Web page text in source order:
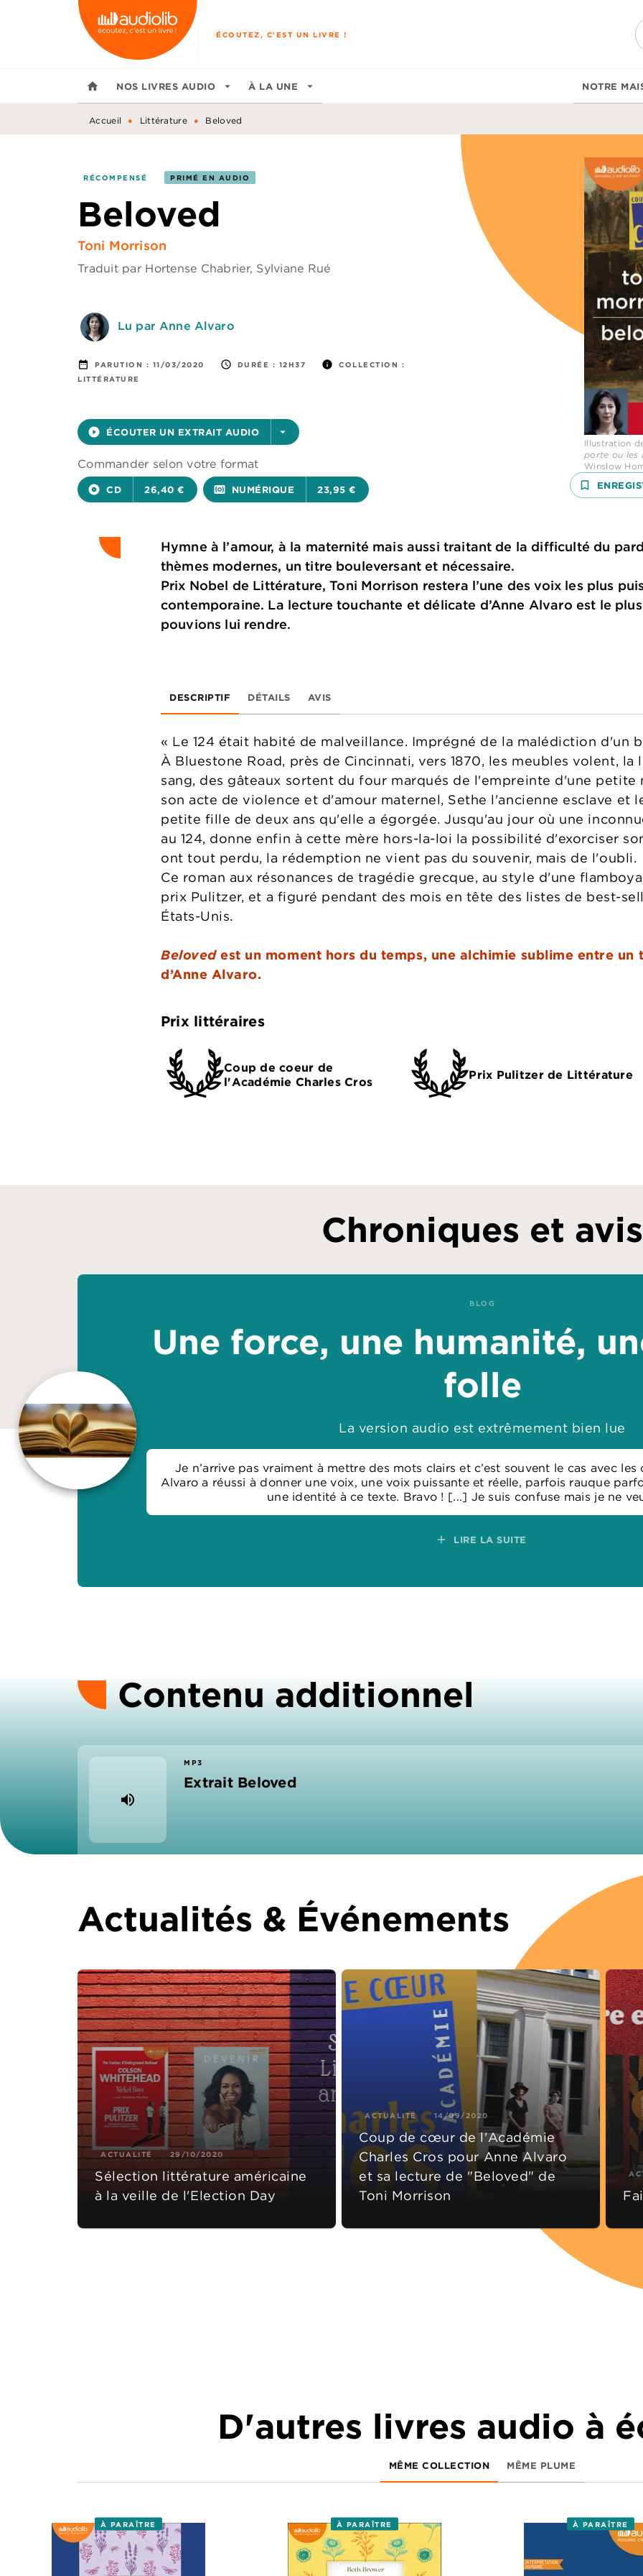
MENU RECHERCHE
ÉCOUTEZ, C'EST UN LIVRE !
home NOS LIVRES AUDIO arrow_drop_down À LA UNE arrow_drop_down NOTRE
Accueil • Littérature • Beloved
RÉCOMPENSÉ PRIMÉ EN AUDIO
Beloved
Toni Morrison
Traduit par Hortense Chabrier, Sylviane Rué
Lu par Anne Alvaro
date_range PARUTION : 11/03/2020 access_time DURÉE : 12H37 info
COLLECTION :
LITTÉRATURE
play_circle_filled ÉCOUTER UN EXTRAIT AUDIO arrow_drop_down
Commander selon votre format
album CD 26,40 € surround_sound NUMÉRIQUE 23,95 €
Illustration
porte ou les
Winslow
bookmark_border
Hymne à l’amour, à la maternité mais aussi traitant de la difficulté du
thèmes modernes, un titre bouleversant et nécessaire.
Prix Nobel de Littérature, Toni Morrison restera l’une des voix les plus
contemporaine. La lecture touchante et délicate d’Anne Alvaro est le
pouvions lui rendre.
DESCRIPTIF DÉTAILS AVIS
« Le 124 était habité de malveillance. Imprégné de la malédiction d'un
À Bluestone Road, près de Cincinnati, vers 1870, les meubles volent,
sang, des gâteaux sortent du four marqués de l'empreinte d'une petite
son acte de violence et d'amour maternel, Sethe l'ancienne esclave et
petite fille de deux ans qu'elle a égorgée. Jusqu'au jour où une
au 124, donne enfin à cette mère hors-la-loi la possibilité d'exorciser
ont tout perdu, la rédemption ne vient pas du souvenir, mais de l'oubli.
Ce roman aux résonances de tragédie grecque, au style d'une
prix Pulitzer, et a figuré pendant des mois en tête des listes de best-
États-Unis.
Belovedest un moment hors du temps, une alchimie sublime entre
d’Anne Alvaro.
Prix littéraires
Coup de coeur de
l'Académie Charles Cros
Prix Pulitzer de Littérature
Chroniques et avis
BLOG
Une force, une humanité,
folle
La version audio est extrêmement bien lue
Je n’arrive pas vraiment à mettre des mots clairs et c’est souvent le cas avec
Alvaro a réussi à donner une voix, une voix puissante et réelle, parfois rauque
une identité à ce texte. Bravo ! [...] Je suis confuse mais je ne
add LIRE LA SUITE
Contenu additionnel
volume_up
MP3
Extrait Beloved
Actualités & Événements
ACTUALITÉ 29/10/2020
Sélection littérature américaine
à la veille de l'Election Day
ACTUALITÉ 14/09/2020
Coup de cœur de l'Académie
Charles Cros pour Anne Alvaro
et sa lecture de "Beloved" de
Toni Morrison
D'autres livres audio à
MÊME COLLECTION MÊME PLUME
À PARAÎTRE À PARAÎTRE À PARAÎTRE